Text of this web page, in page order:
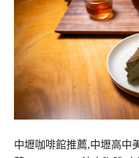
中壢咖啡館推薦,中壢高中